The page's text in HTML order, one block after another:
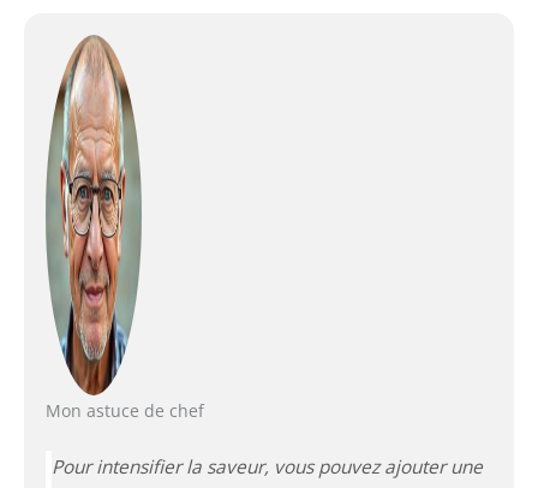
Mon astuce de chef
Pour intensifier la saveur, vous pouvez ajouter une